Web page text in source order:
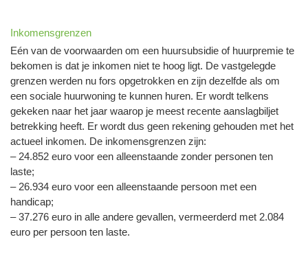
Inkomensgrenzen
Eén van de voorwaarden om een huursubsidie of huurpremie te
bekomen is dat je inkomen niet te hoog ligt. De vastgelegde
grenzen werden nu fors opgetrokken en zijn dezelfde als om
een sociale huurwoning te kunnen huren. Er wordt telkens
gekeken naar het jaar waarop je meest recente aanslagbiljet
betrekking heeft. Er wordt dus geen rekening gehouden met het
actueel inkomen. De inkomensgrenzen zijn:
– 24.852 euro voor een alleenstaande zonder personen ten
laste;
– 26.934 euro voor een alleenstaande persoon met een
handicap;
– 37.276 euro in alle andere gevallen, vermeerderd met 2.084
euro per persoon ten laste.